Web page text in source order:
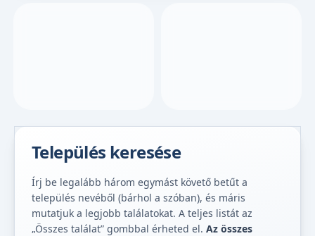
Település keresése
Írj be legalább három egymást követő betűt a
település nevéből (bárhol a szóban), és máris
mutatjuk a legjobb találatokat. A teljes listát az
„Összes találat” gombbal érheted el. Az összes